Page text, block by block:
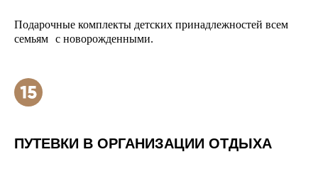
Подарочные комплекты детских принадлежностей всем
семьям с новорожденными.
ПУТЕВКИ В ОРГАНИЗАЦИИ ОТДЫХА